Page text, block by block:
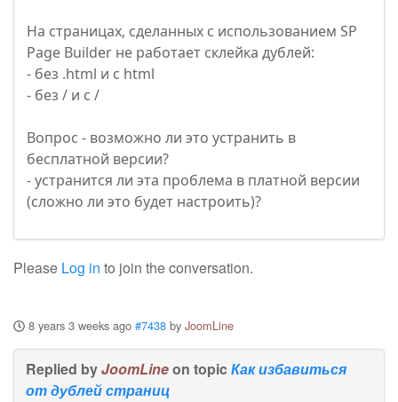
На страницах, сделанных с использованием SP
Page Builder не работает склейка дублей:
- без .html и с html
- без / и с /
Вопрос - возможно ли это устранить в
бесплатной версии?
- устранится ли эта проблема в платной версии
(сложно ли это будет настроить)?
Please Log in to join the conversation.
8 years 3 weeks ago #7438 by JoomLine
Replied byJoomLineon topic Как избавиться
от дублей страниц